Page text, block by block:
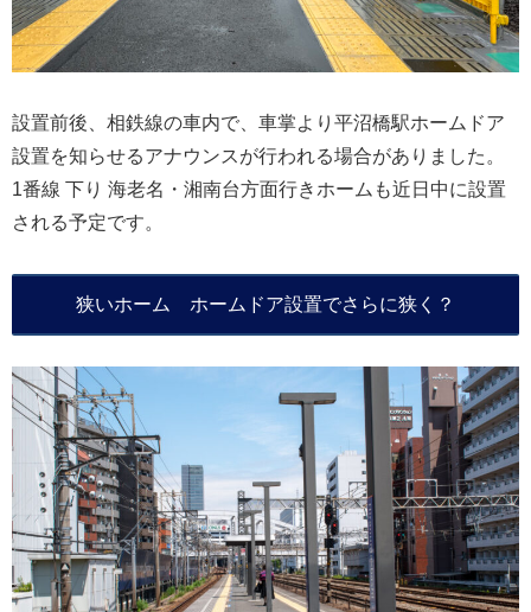
設置前後、相鉄線の車内で、車掌より平沼橋駅ホームドア
設置を知らせるアナウンスが行われる場合がありました。
1番線 下り 海老名・湘南台方面行きホームも近日中に設置
される予定です。
狭いホーム ホームドア設置でさらに狭く？